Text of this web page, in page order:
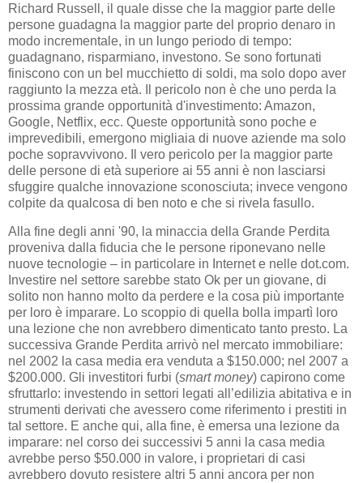
Richard Russell, il quale disse che la maggior parte delle
persone guadagna la maggior parte del proprio denaro in
modo incrementale, in un lungo periodo di tempo:
guadagnano, risparmiano, investono. Se sono fortunati
finiscono con un bel mucchietto di soldi, ma solo dopo aver
raggiunto la mezza età. Il pericolo non è che uno perda la
prossima grande opportunità d'investimento: Amazon,
Google, Netflix, ecc. Queste opportunità sono poche e
imprevedibili, emergono migliaia di nuove aziende ma solo
poche sopravvivono. Il vero pericolo per la maggior parte
delle persone di età superiore ai 55 anni è non lasciarsi
sfuggire qualche innovazione sconosciuta; invece vengono
colpite da qualcosa di ben noto e che si rivela fasullo.
Alla fine degli anni '90, la minaccia della Grande Perdita
proveniva dalla fiducia che le persone riponevano nelle
nuove tecnologie – in particolare in Internet e nelle dot.com.
Investire nel settore sarebbe stato Ok per un giovane, di
solito non hanno molto da perdere e la cosa più importante
per loro è imparare. Lo scoppio di quella bolla impartì loro
una lezione che non avrebbero dimenticato tanto presto. La
successiva Grande Perdita arrivò nel mercato immobiliare:
nel 2002 la casa media era venduta a $150.000; nel 2007 a
$200.000. Gli investitori furbi (smart money) capirono come
sfruttarlo: investendo in settori legati all’edilizia abitativa e in
strumenti derivati che avessero come riferimento i prestiti in
tal settore. E anche qui, alla fine, è emersa una lezione da
imparare: nel corso dei successivi 5 anni la casa media
avrebbe perso $50.000 in valore, i proprietari di casi
avrebbero dovuto resistere altri 5 anni ancora per non